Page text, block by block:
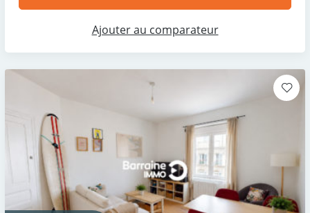
Ajouter au comparateur